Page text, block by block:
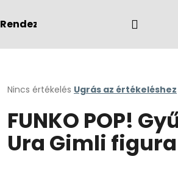
Rendezvények Márkák
A
átlagos
értékelése
5-
ből
Nincs értékelés Ugrás az értékeléshez
FUNKO POP!
Ura Gimli figura